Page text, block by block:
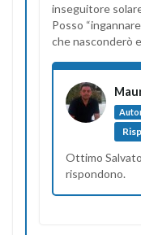
inseguitore
Posso
che nasconderò
Ottimo
rispondono.